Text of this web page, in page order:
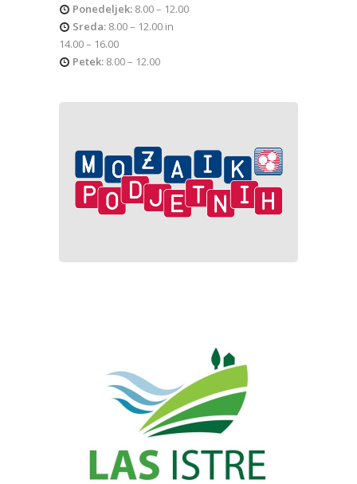
Ponedeljek: 8.00 – 12.00
Sreda: 8.00 – 12.00 in
14.00 – 16.00
Petek: 8.00 – 12.00